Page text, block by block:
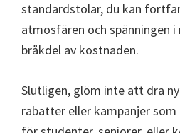
standardstolar, du kan
atmosfären och spänningen
bråkdel av kostnaden.
Slutligen, glöm inte att dra
rabatter eller kampanjer